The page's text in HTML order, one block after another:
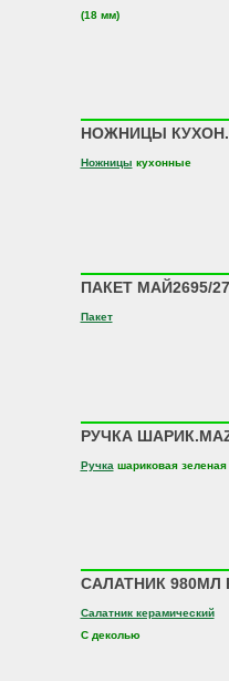
(18 мм)
НОЖНИЦЫ КУХОН.
Ножницы кухонные
ПАКЕТ МАЙ2695/
Пакет
РУЧКА
Ручка шариковая зеленая
САЛАТНИК 980МЛ
Салатник керамический
С деколью